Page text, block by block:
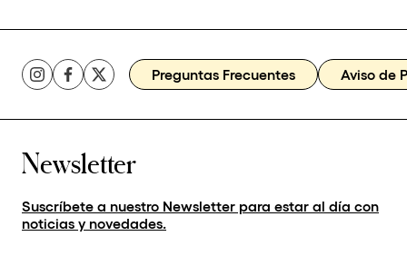
Preguntas Frecuentes Aviso de
Newsletter
Suscríbete a nuestro Newsletter para estar al día con
noticias y novedades.